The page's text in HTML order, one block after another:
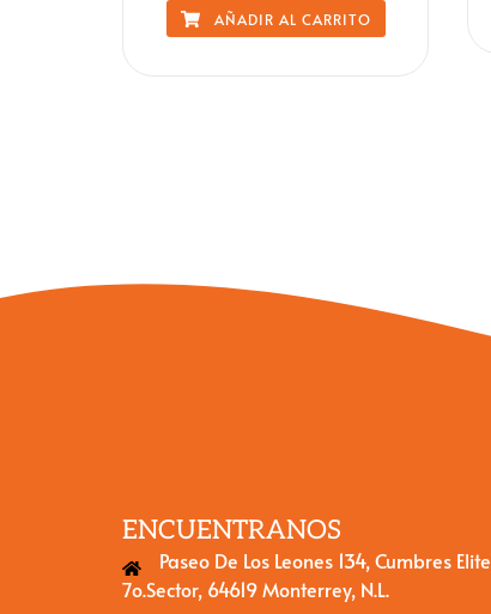
AÑADIR AL CARRITO
ENCUENTRANOS
Paseo De Los Leones 134, Cumbres Elite
7o.Sector, 64619 Monterrey, N.L.